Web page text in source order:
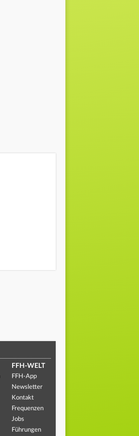
FFH-WELT
FFH-App
Newsletter
Kontakt
Frequenzen
Jobs
Führungen